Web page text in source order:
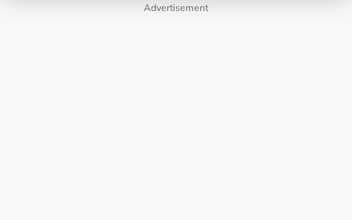
Advertisement